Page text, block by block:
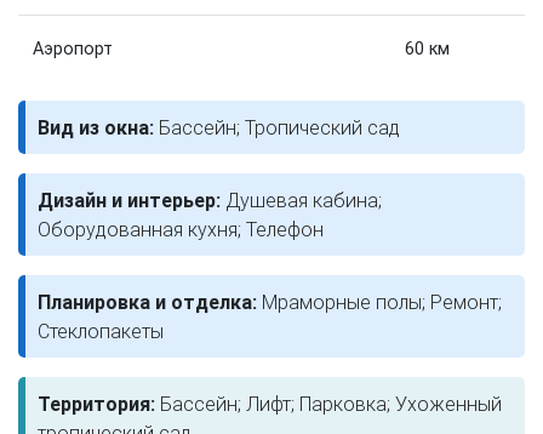
Аэропорт 60 км
Вид из окна: Бассейн; Тропический сад
Дизайн и интерьер: Душевая кабина;
Оборудованная кухня; Телефон
Планировка и отделка: Мраморные полы; Ремонт;
Стеклопакеты
Территория: Бассейн; Лифт; Парковка; Ухоженный